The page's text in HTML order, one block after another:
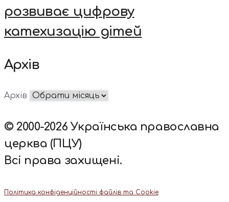
розвиває цифрову
катехизацію дітей
Архів
Архів
© 2000-2026 Українська православна
церква (ПЦУ)
Всі права захищені.
Політика конфіденційності файлів та Cookie